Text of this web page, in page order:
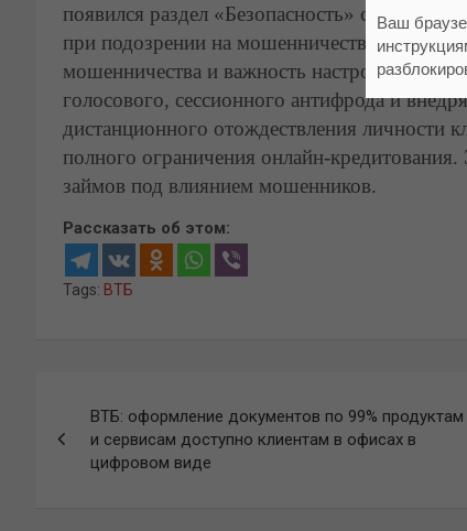
появился раздел «Безопасность» с
при подозрении на мошенничество, где
мошенничества и важность настроек
голосового, сессионного антифрода и
дистанционного отождествления личности
полного ограничения онлайн-
займов под влиянием мошенников.
Рассказать об этом:
Tags: ВТБ
по
записям
ВТБ: оформление документов по 99% продуктам
и сервисам доступно клиентам в офисах в
цифровом виде
Ваш